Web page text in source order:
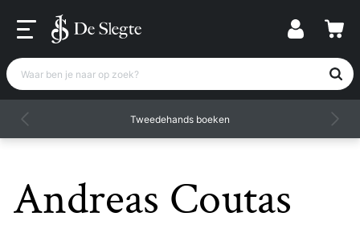
Waar ben je naar op zoek?
Tweedehands boeken
Andreas Coutas